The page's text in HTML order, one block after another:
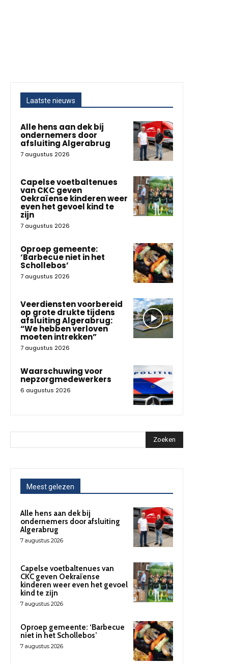
Laatste nieuws
Alle hens aan dek bij
ondernemers door
afsluiting Algerabrug
7 augustus 2026
Capelse voetbaltenues
van CKC geven
Oekraïense kinderen weer
even het gevoel kind te
zijn
7 augustus 2026
Oproep gemeente:
‘Barbecue niet in het
Schollebos’
7 augustus 2026
Veerdiensten voorbereid
op grote drukte tijdens
afsluiting Algerabrug:
“We hebben verloven
moeten intrekken”
7 augustus 2026
Waarschuwing voor
nepzorgmedewerkers
6 augustus 2026
Zoeken
Meest gelezen
Alle hens aan dek bij
ondernemers door afsluiting
Algerabrug
7 augustus 2026
Capelse voetbaltenues van
CKC geven Oekraïense
kinderen weer even het gevoel
kind te zijn
7 augustus 2026
Oproep gemeente: ‘Barbecue
niet in het Schollebos’
7 augustus 2026